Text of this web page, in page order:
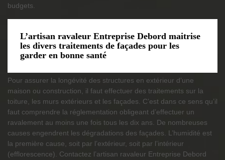
budgets.
L’artisan ravaleur Entreprise Debord maitrise
les divers traitements de façades pour les
garder en bonne santé
Pour assurer la longévité des structures en extérieur d’une
maison ou construction, il faut effectuer des traitements sur la
toiture, les murs extérieurs et les façades. C’est dans ce sens qu’il
faut comprendre la réglementation obligeant d’effectuer un
ravalement au moins une fois tous les dix ans. De nombreuses
causes engendrent les dégradations des façades. L’humidité est
la première cause, soit par l’extérieur, soit par l’intérieur
(efflorescence). Contactez l’artisan ravaleur Entreprise Debord